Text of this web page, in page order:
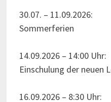
30.07. – 11.09.2026:
Sommerferien
14.09.2026 – 14:00 Uhr:
Einschulung der neuen
16.09.2026 – 8:30 Uhr: